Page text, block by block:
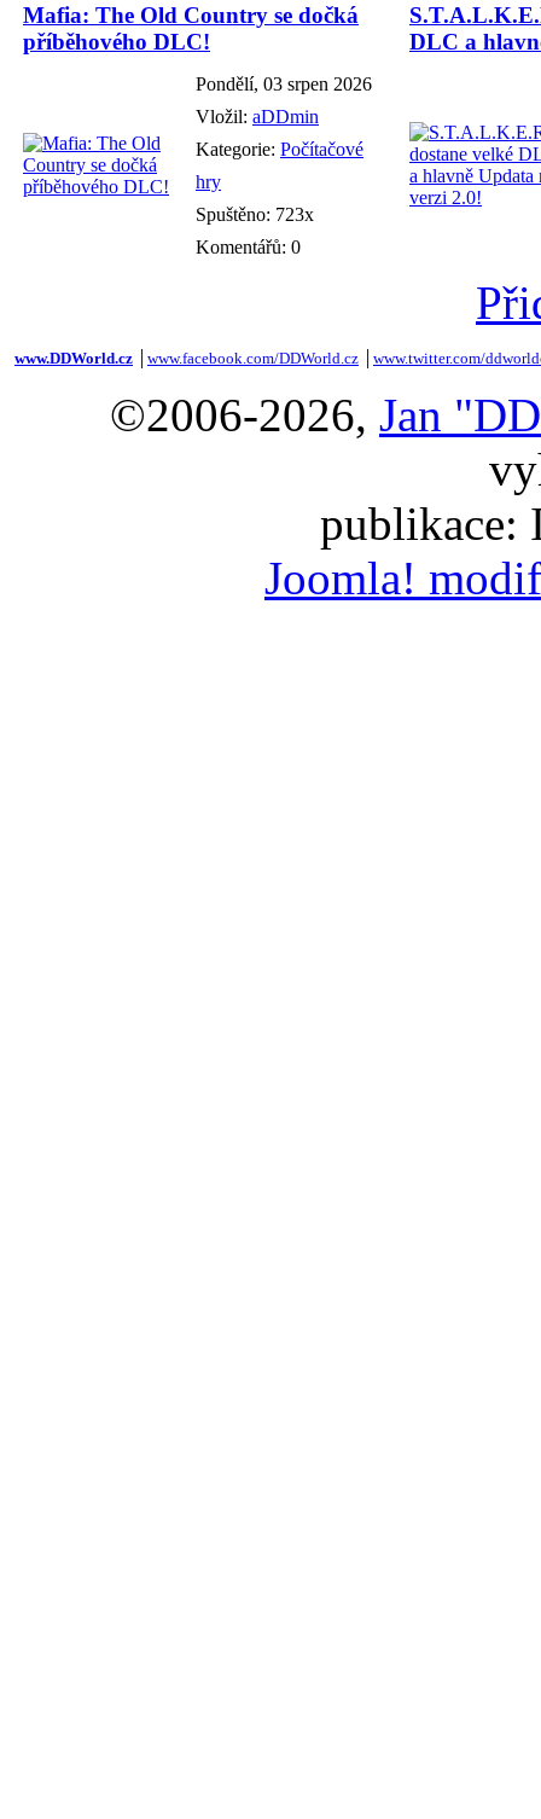
Mafia: The Old Country se dočká
příběhového DLC!
Pondělí, 03 srpen 2026
Vložil: aDDmin
Kategorie: Počítačové
hry
Spuštěno: 723x
Komentářů: 0
DLC a
www.DDWorld.cz www.facebook.com/DDWorld.cz www.twitter.com/
©2006-2026, Jan
publikace:
Joomla!